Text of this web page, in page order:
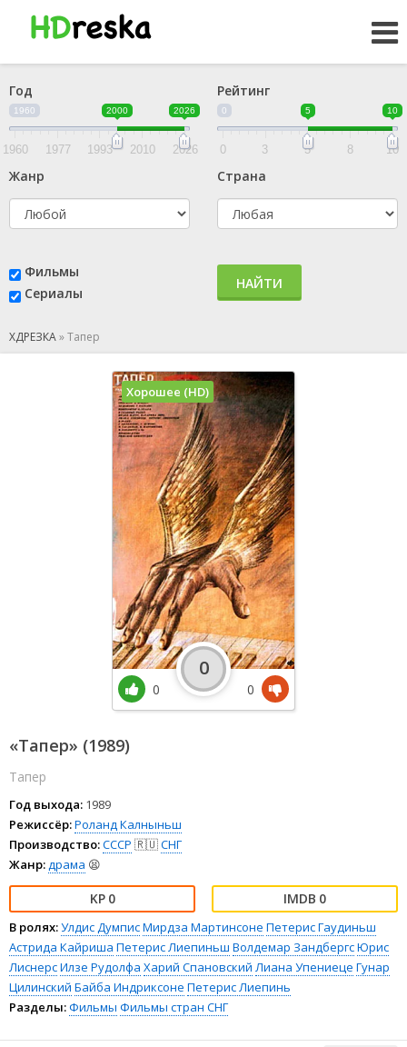
Год
1960 2000 2026
1960 1977 1993 2010 2026
Рейтинг
0 5 10
0 3 5 8 10
Жанр Страна
Фильмы
Сериалы
НАЙТИ
ХДРЕЗКА»Тапер
«Тапер» (1989)
Тапер
Год выхода: 1989
Режиссёр:Роланд Калныньш
Производство:СССР 🇷🇺СНГ
Жанр:драма 😫
0 0
В ролях:Улдис ДумписМирдза Мартинсоне Петерис Гаудиньш
Астрида Кайриша Петерис Лиепиньш Волдемар ЗандбергсЮрис
ЛиснерсИлзе Рудолфа Харий Спановский Лиана Упениеце Гунар
Цилинский Байба Индриксоне Петерис Лиепинь
Разделы:Фильмы Фильмы стран СНГ
Хорошее (HD)
0
0
0